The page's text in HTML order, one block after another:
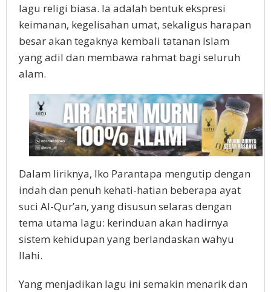
lagu religi biasa. Ia adalah bentuk ekspresi
keimanan, kegelisahan umat, sekaligus harapan
besar akan tegaknya kembali tatanan Islam
yang adil dan membawa rahmat bagi seluruh
alam.
Dalam liriknya, Iko Parantapa mengutip dengan
indah dan penuh kehati-hatian beberapa ayat
suci Al-Qur’an, yang disusun selaras dengan
tema utama lagu: kerinduan akan hadirnya
sistem kehidupan yang berlandaskan wahyu
Ilahi.
Yang menjadikan lagu ini semakin menarik dan